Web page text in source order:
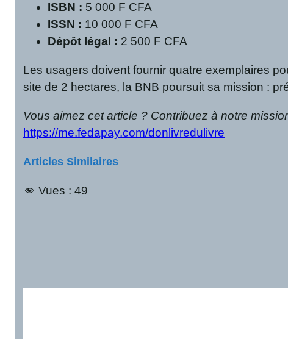
ISBN : 5 000 F CFA
ISSN : 10 000 F CFA
Dépôt légal : 2 500 F CFA
Les usagers doivent fournir quatre exemplaires
site de 2 hectares, la BNB poursuit sa mission :
Vous aimez cet article ? Contribuez à notre
https://me.fedapay.com/donlivredulivre
Articles Similaires
Vues : 49